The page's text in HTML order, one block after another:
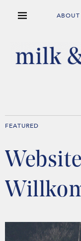
ABOUT
FEATURED